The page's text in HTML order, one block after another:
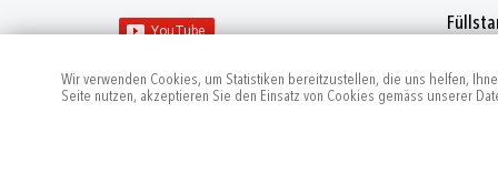
Wir verwenden Cookies, um Statistiken bereitzustellen, die uns helfen,
Seite nutzen, akzeptieren Sie den Einsatz von Cookies gemäss unserer